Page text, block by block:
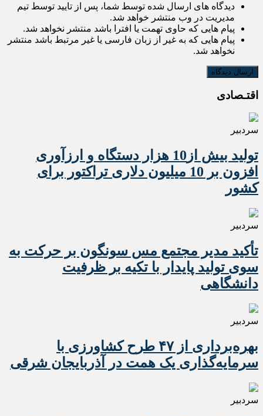
دیدگاه های ارسال شده توسط شما، پس از تایید توسط تیم
مدیریت در وب منتشر خواهد شد.
پیام هایی که حاوی تهمت یا افترا باشد منتشر نخواهد شد.
پیام هایی که به غیر از زبان فارسی یا غیر مرتبط باشد منتشر
نخواهد شد.
اقتـصادی
سردبیر
تولید بیش از10 هزار دستگاه و ارزآوری
افزون بر 10 میلیون دلاری تراکتور برای
کشور
سردبیر
تأکید مدیر مجتمع مس سونگون بر حرکت به
سوی تولید پایدار با تکیه بر ظرفیت
دانشگاهی
سردبیر
بهره‌برداری از ۴۷ طرح کشاورزی با
سرمایه‌گذاری یک همت در آذربایجان شرقی
سردبیر